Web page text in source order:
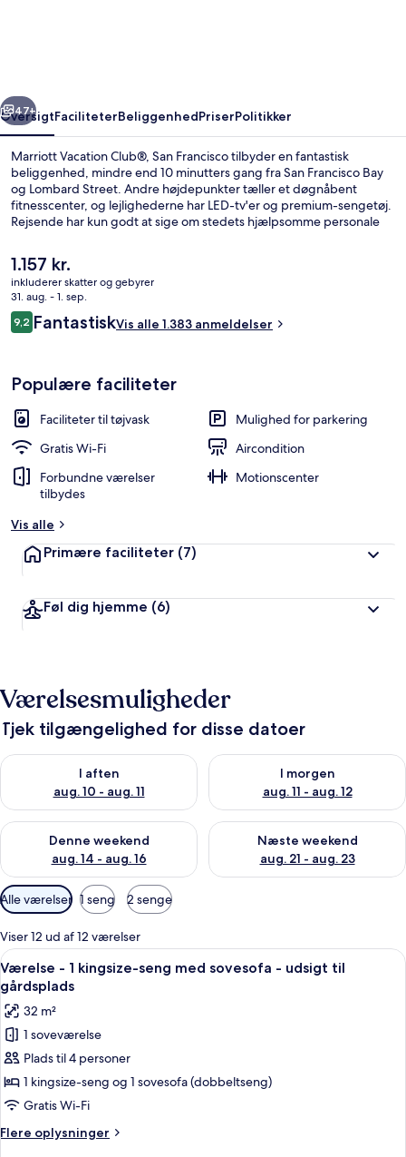
Næste
47+
OversigtFaciliteterBeliggenhedPriserPolitikker
Marriott Vacation Club®, San Francisco tilbyder en fantastisk
beliggenhed, mindre end 10 minutters gang fra San Francisco Bay
og Lombard Street. Andre højdepunkter tæller et døgnåbent
fitnesscenter, og lejlighederne har LED-tv'er og premium-sengetøj.
Rejsende har kun godt at sige om stedets hjælpsomme personale
offentlig transport: Taylor St & Bay St Sporvognsstation ligger 2
minutter væk og Jones St and Beach St Stop ligger 3 minutter
derfra.
Den
nuværende
pris
er
1.157 kr.
1.157 kr.
inkluderer skatter og gebyrer
31. aug. - 1. sep.
Anmeldelser
9,29,2 ud af 10.
FantastiskVis alle 1.383 anmeldelser
Populære faciliteter
Faciliteter til tøjvask
Mulighed for parkering
Gratis Wi-Fi
Aircondition
Forbundne værelser
tilbydes
Motionscenter
Vis alle
Primære faciliteter (7)
Føl dig hjemme (6)
Værelsesmuligheder
Tjek tilgængelighed for disse datoer
I aften
aug. 10 - aug. 11
Tjek tilgængelighed for i aften aug. 10 - aug. 11
I morgen
aug. 11 - aug. 12
Tjek tilgængelighed for i
Denne weekend
aug. 14 - aug. 16
Tjek tilgængelighed for denne weekend aug. 14 - aug. 16
Næste weekend
aug. 21 - aug. 23
Tjek tilgængelighed for næste
Tilgængelige
filtre
for
værelser
Alle værelser 1 seng 2 senge
Viser 12 ud af 12 værelser
Indlæs
alle
billeder
af
Værelse
-
1
kingsize-
seng
med
Værelse - 1 kingsize-seng med
6
Værelse - 1 kingsize-seng med sovesofa - udsigt til
gårdsplads
32 m²
1 soveværelse
Plads til 4 personer
1 kingsize-seng og 1 sovesofa (dobbeltseng)
Gratis Wi-Fi
Flere oplysninger
Flere